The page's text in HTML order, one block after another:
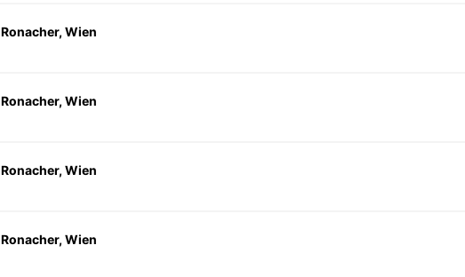
Ronacher, Wien
Ronacher, Wien
Ronacher, Wien
Ronacher, Wien